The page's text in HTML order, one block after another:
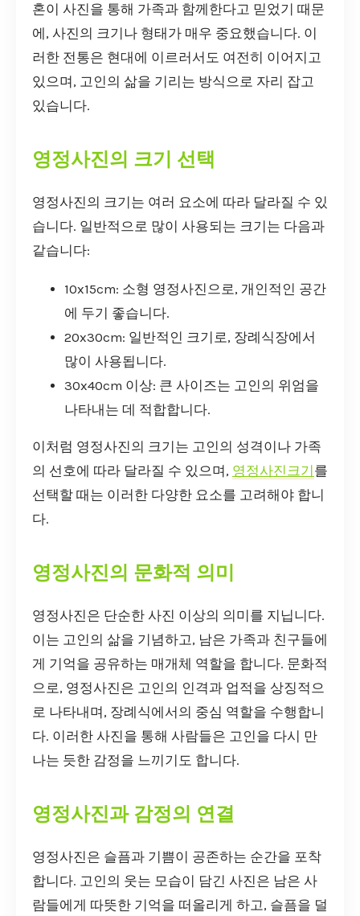
혼이 사진을 통해 가족과 함께한다고 믿었기 때문
에, 사진의 크기나 형태가 매우 중요했습니다. 이
러한 전통은 현대에 이르러서도 여전히 이어지고
있으며, 고인의 삶을 기리는 방식으로 자리 잡고
있습니다.
영정사진의 크기 선택
영정사진의 크기는 여러 요소에 따라 달라질 수 있
습니다. 일반적으로 많이 사용되는 크기는 다음과
같습니다:
10x15cm: 소형 영정사진으로, 개인적인 공간
에 두기 좋습니다.
20x30cm: 일반적인 크기로, 장례식장에서
많이 사용됩니다.
30x40cm 이상: 큰 사이즈는 고인의 위엄을
나타내는 데 적합합니다.
이처럼 영정사진의 크기는 고인의 성격이나 가족
의 선호에 따라 달라질 수 있으며, 영정사진크기 를
선택할 때는 이러한 다양한 요소를 고려해야 합니
다.
영정사진의 문화적 의미
영정사진은 단순한 사진 이상의 의미를 지닙니다.
이는 고인의 삶을 기념하고, 남은 가족과 친구들에
게 기억을 공유하는 매개체 역할을 합니다. 문화적
으로, 영정사진은 고인의 인격과 업적을 상징적으
로 나타내며, 장례식에서의 중심 역할을 수행합니
다. 이러한 사진을 통해 사람들은 고인을 다시 만
나는 듯한 감정을 느끼기도 합니다.
영정사진과 감정의 연결
영정사진은 슬픔과 기쁨이 공존하는 순간을 포착
합니다. 고인의 웃는 모습이 담긴 사진은 남은 사
람들에게 따뜻한 기억을 떠올리게 하고, 슬픔을 덜